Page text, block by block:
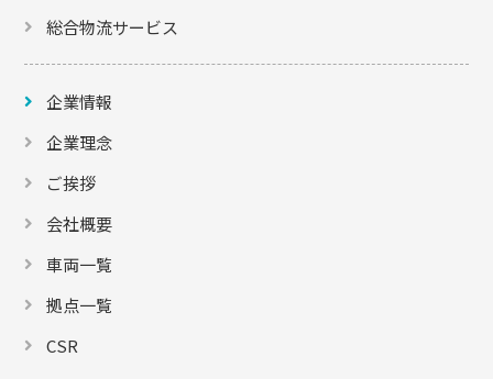
総合物流サービス
企業情報
企業理念
ご挨拶
会社概要
車両一覧
拠点一覧
CSR